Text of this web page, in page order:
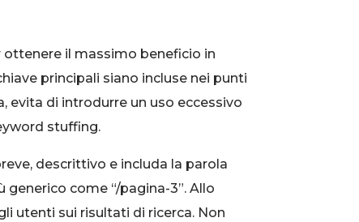
ottenere il massimo beneficio in
principali siano incluse nei punti
evita di introdurre un uso eccessivo
stuffing.
descrittivo e includa la parola
come “/pagina-3”. Allo
utenti sui risultati di ricerca. Non